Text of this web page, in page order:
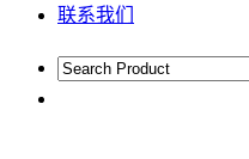
联系我们